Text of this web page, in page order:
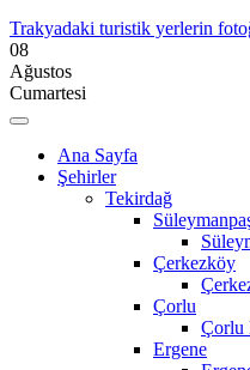
Trakyadaki turistik yerlerin
08
Ağustos
Cumartesi
Ana Sayfa
Şehirler
Tekirdağ
Çerkezköy
Çorlu
Çorlu
Ergene